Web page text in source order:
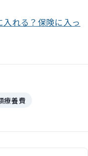
れる？保険に入っ
療養費